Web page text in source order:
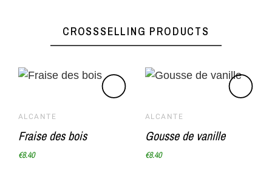
CROSSSELLING PRODUCTS
ALCANTE
Fraise des bois
€8.40
ALCANTE
Gousse de vanille
€8.40